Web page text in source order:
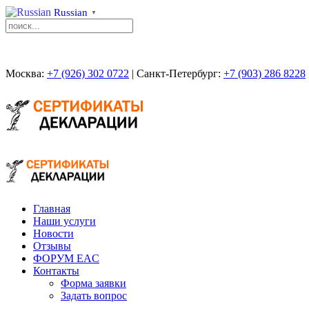
Russian ▼
Москва: +7 (926) 302 0722 | Санкт-Петербург: +7 (903) 286 8228
Главная
Наши услуги
Новости
Отзывы
ФОРУМ EAC
Контакты
Форма заявки
Задать вопрос